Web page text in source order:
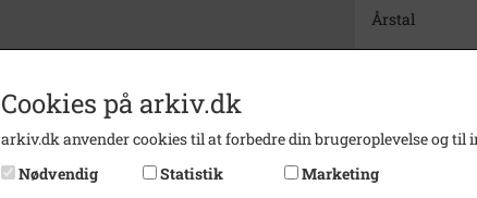
Årstal
Dateringsnote
Se på kort
Type
Cookies på arkiv.dk
arkiv.dk anvender cookies til at forbedre din brugeroplevelse og
Nødvendig
Statistik Marketing